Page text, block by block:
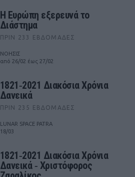
Η Ευρώπη εξερευνά το
Διάστημα
ΠΡΙΝ 233 ΕΒΔΟΜΆΔΕΣ
ΝΟΗΣΙΣ
από 26/02 έως 27/02
1821‑2021 Διακόσια Χρόνια
Δανεικά
ΠΡΙΝ 235 ΕΒΔΟΜΆΔΕΣ
LUNAR SPACE PATRA
18/03
1821‑2021 Διακόσια Χρόνια
Δανεικά ‑ Χριστόφορος